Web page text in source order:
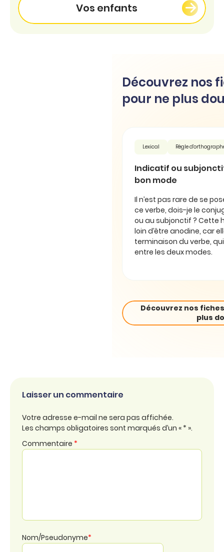
Vos enfants
Découvrez nos
pour ne plus
Lexical Règle
Indicatif ou
bon mode
Il n’est pas rare de se
ce verbe, dois-je le
ou au subjonctif ? Cette
loin d’être anodine, car
terminaison du verbe,
entre les deux modes.
Découvrez nos
plus
Laisser un commentaire
Votre adresse e-mail ne sera pas affichée.
Les champs obligatoires sont marqués d’un « * ».
Commentaire *
Nom/Pseudonyme*